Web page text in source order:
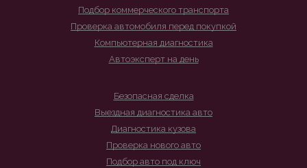
Подбор коммерческого транспорта
Проверка автомобиля перед покупкой
Компьютерная диагностика
Автоэксперт на день
Безопасная сделка
Выездная диагностика авто
Диагностика кузова
Проверка нового авто
Подбор авто под ключ